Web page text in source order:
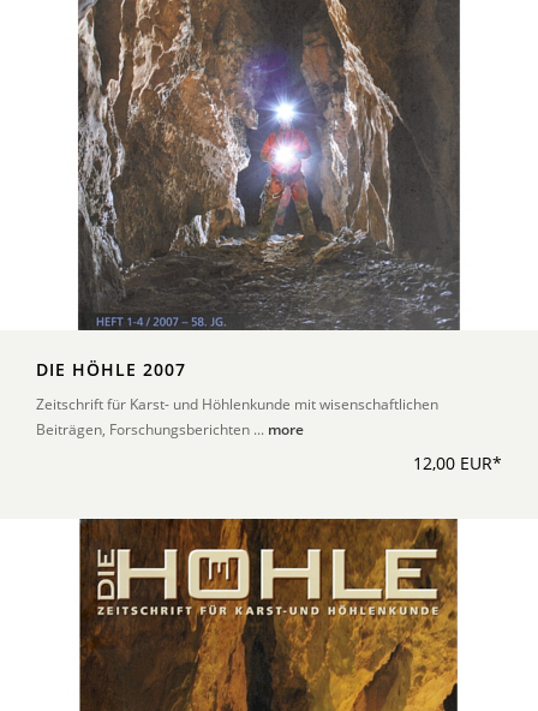
DIE HÖHLE 2007
Zeitschrift für Karst- und Höhlenkunde mit wisenschaftlichen
Beiträgen, Forschungsberichten ... more
12,00 EUR*